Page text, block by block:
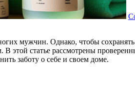
мужчин. Однако, чтобы
статье рассмотрены
заботу о себе и своем доме.